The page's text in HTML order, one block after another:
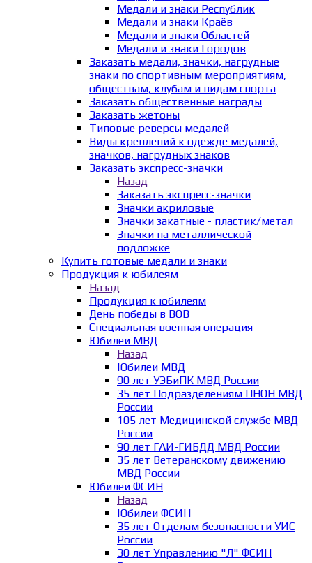
Медали и знаки Республик
Медали и знаки Краёв
Медали и знаки Областей
Медали и знаки Городов
Заказать медали, значки, нагрудные
знаки по спортивным мероприятиям,
обществам, клубам и видам спорта
Заказать общественные награды
Заказать жетоны
Типовые реверсы медалей
Виды креплений к одежде медалей,
значков, нагрудных знаков
Заказать экспресс-значки
Назад
Заказать экспресс-значки
Значки акриловые
Значки закатные - пластик/метал
Значки на металлической
подложке
Купить готовые медали и знаки
Продукция к юбилеям
Назад
Продукция к юбилеям
День победы в ВОВ
Специальная военная операция
Юбилеи МВД
Назад
Юбилеи МВД
90 лет УЭБиПК МВД России
35 лет Подразделениям ПНОН МВД
России
105 лет Медицинской службе МВД
России
90 лет ГАИ-ГИБДД МВД России
35 лет Ветеранскому движению
МВД России
Юбилеи ФСИН
Назад
Юбилеи ФСИН
35 лет Отделам безопасности УИС
России
30 лет Управлению "Л" ФСИН